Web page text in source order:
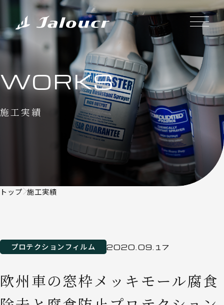
WORKS
施工実績
トップ 施工実績
プロテクションフィルム 2020.09.17
欧州車の窓枠メッキモール腐食